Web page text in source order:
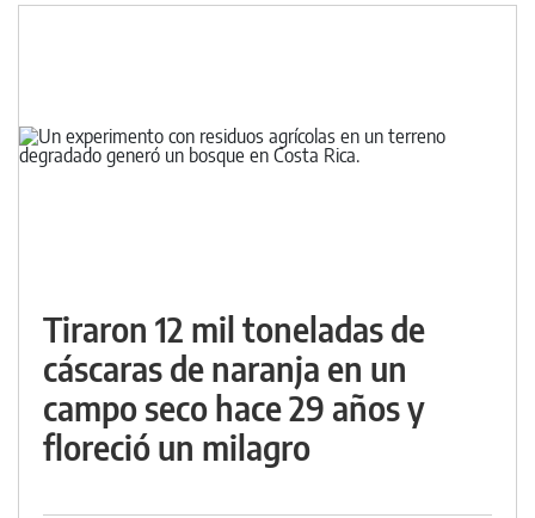
Tiraron 12 mil toneladas de
cáscaras de naranja en un
campo seco hace 29 años y
floreció un milagro